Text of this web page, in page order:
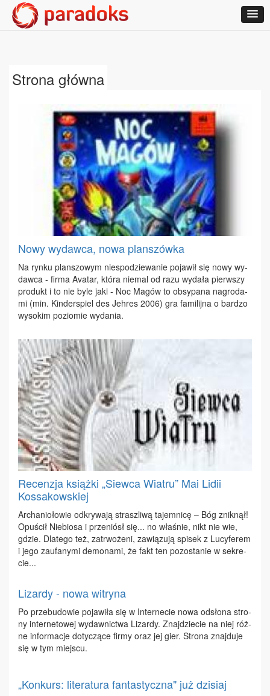
Strona główna
Nowy wydawca, nowa planszówka
Na ryn­ku plan­szo­wym nie­spo­dzie­wa­nie po­ja­wił się no­wy wy­
daw­ca - fir­ma Ava­tar, któ­ra nie­mal od ra­zu wy­da­ła pierw­szy
pro­dukt i to nie by­le ja­ki - Noc Ma­gów to ob­sy­pa­na na­gro­da­
mi (min. Kin­der­spiel des Jeh­res 2006) gra fa­mi­lij­na o bar­dzo
wy­so­kim po­zio­mie wy­da­nia.
Recenzja książki „Siewca Wiatru” Mai Lidii
Kossakowskiej
Ar­cha­nio­ło­wie od­kry­wa­ją strasz­li­wą ta­jem­ni­cę – Bóg znik­nął!
Opu­ścił Nie­bio­sa i prze­niósł się... no wła­śnie, nikt nie wie,
gdzie. Dla­te­go też, za­trwo­że­ni, za­wią­zu­ją spi­sek z Lu­cy­fe­rem
i je­go za­ufa­ny­mi de­mo­na­mi, że fakt ten po­zo­sta­nie w se­kre­
cie...
Lizardy - nowa witryna
Po prze­bu­do­wie po­ja­wi­ła się w In­ter­ne­cie no­wa od­sło­na stro­
ny in­ter­ne­to­wej wy­daw­nic­twa Li­zar­dy. Znaj­dzie­cie na niej róż­
ne in­for­ma­cje do­ty­czą­ce fir­my oraz jej gier. Stro­na znaj­du­je
się w tym miej­scu.
„Konkurs: literatura fantastyczna" już dzisiaj